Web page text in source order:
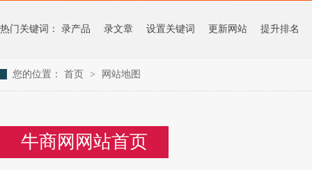
热门关键词： 录产品 录文章 设置关键词 更新网站 提升排名
您的位置： 首页 > 网站地图
牛商网网站首页